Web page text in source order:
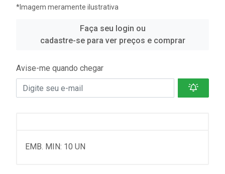
*Imagem meramente ilustrativa
Faça seu login ou
cadastre-se para ver preços e comprar
Avise-me quando chegar
EMB. MIN: 10 UN